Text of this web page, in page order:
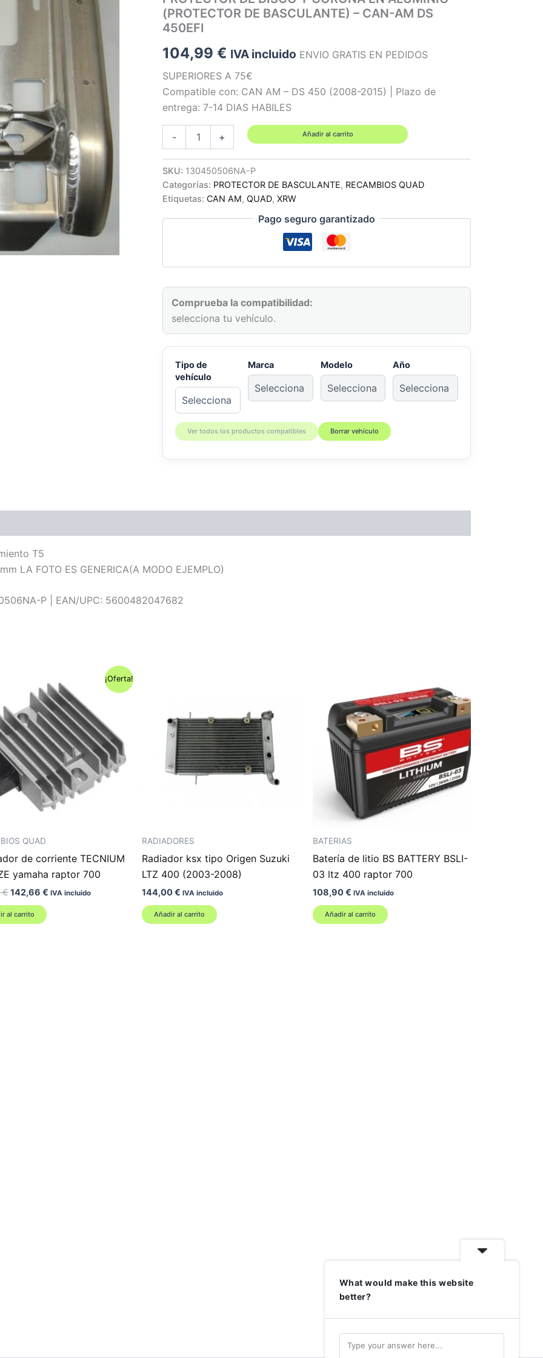
(PROTECTOR DE BASCULANTE) – CAN-AM DS
450EFI
104,99€ IVA incluido ENVIO GRATIS EN PEDIDOS
SUPERIORES A 75€
Compatible con: CAN AM – DS 450 (2008-2015) | Plazo de
entrega: 7-14 DIAS HABILES
-
Y
CORONA
EN
ALUMINIO
CAN-
DS
450EFI
cantidad
+ Añadir al carrito
SKU: 130450506NA-P
Categorías: PROTECTOR DE BASCULANTE, RECAMBIOS QUAD
Etiquetas:CAN AM,QUAD,XRW
Pago seguro garantizado
Comprueba la compatibilidad:
selecciona tu vehículo.
Tipo de
vehículo
Marca Modelo Año
Ver todos los productos compatibles Borrar vehículo
T5
LA FOTO ES GENERICA(A MODO EJEMPLO)
P | EAN/UPC: 5600482047682
¡Oferta!
QUAD
de corriente TECNIUM
yamaha raptor 700
€ El
original
era:
142,66 €ElIVA incluido
al carrito
RADIADORES
Radiador ksx tipo Origen Suzuki
LTZ 400 (2003-2008)
144,00€ IVA incluido
Añadir al carrito
BATERIAS
Batería de litio BS BATTERY BSLI-
03 ltz 400 raptor 700
108,90€ IVA incluido
Añadir al carrito
What would make this website
better?